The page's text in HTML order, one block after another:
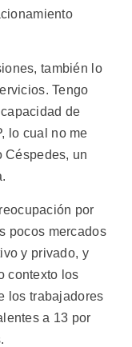
también lo
Tengo
de
lo cual no me
Céspedes, un
por
pocos mercados
y privado, y
contexto los
los trabajadores
a 13 por